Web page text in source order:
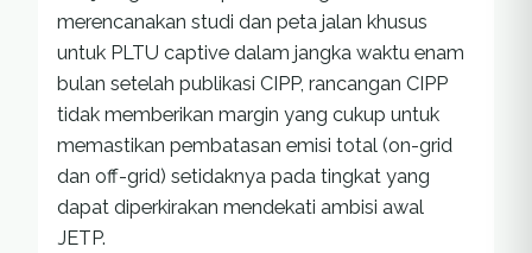
merencanakan studi dan peta jalan khusus
untuk PLTU captive dalam jangka waktu enam
bulan setelah publikasi CIPP, rancangan CIPP
tidak memberikan margin yang cukup untuk
memastikan pembatasan emisi total (on-grid
dan off-grid) setidaknya pada tingkat yang
dapat diperkirakan mendekati ambisi awal
JETP.